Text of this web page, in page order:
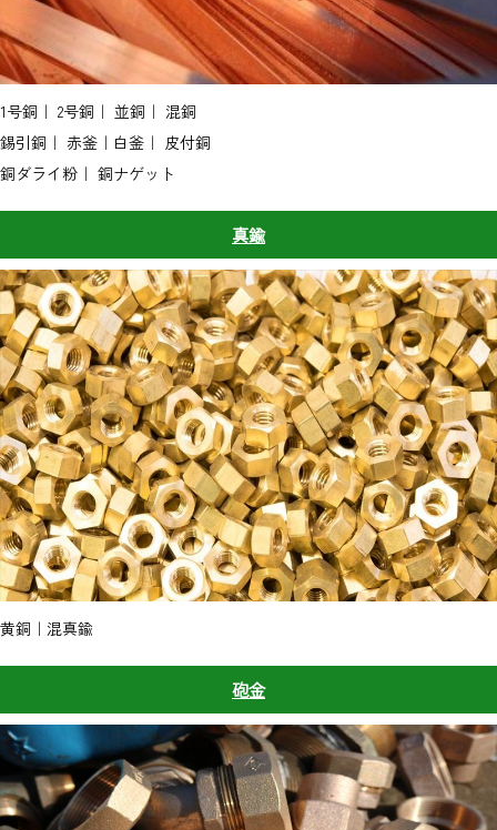
1号銅｜ 2号銅｜ 並銅｜ 混銅
錫引銅｜ 赤釜｜白釜｜ 皮付銅
銅ダライ粉｜ 銅ナゲット
真鍮
黄銅｜混真鍮
砲金